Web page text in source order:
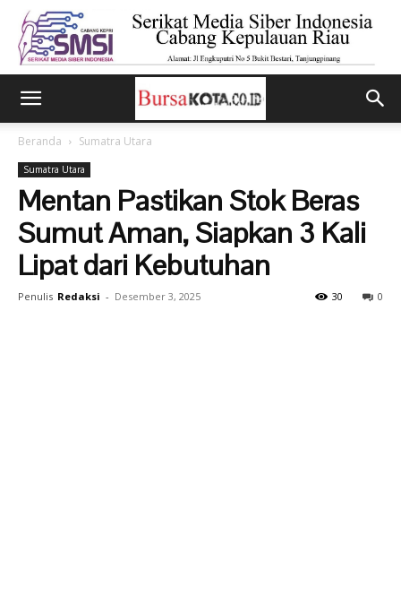
Beranda Sumatra Utara
Sumatra Utara
Mentan Pastikan Stok Beras
Sumut Aman, Siapkan 3 Kali
Lipat dari Kebutuhan
Penulis Redaksi - Desember 3, 2025 0
30